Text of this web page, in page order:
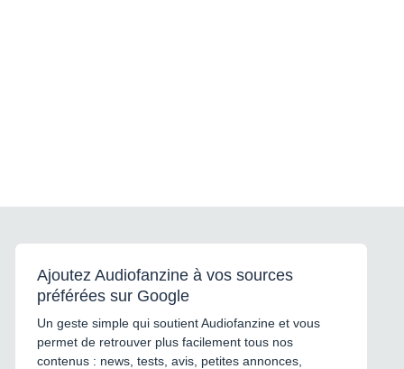
Ajoutez Audiofanzine à vos sources
préférées sur Google
Un geste simple qui soutient Audiofanzine et vous
permet de retrouver plus facilement tous nos
contenus : news, tests, avis, petites annonces,